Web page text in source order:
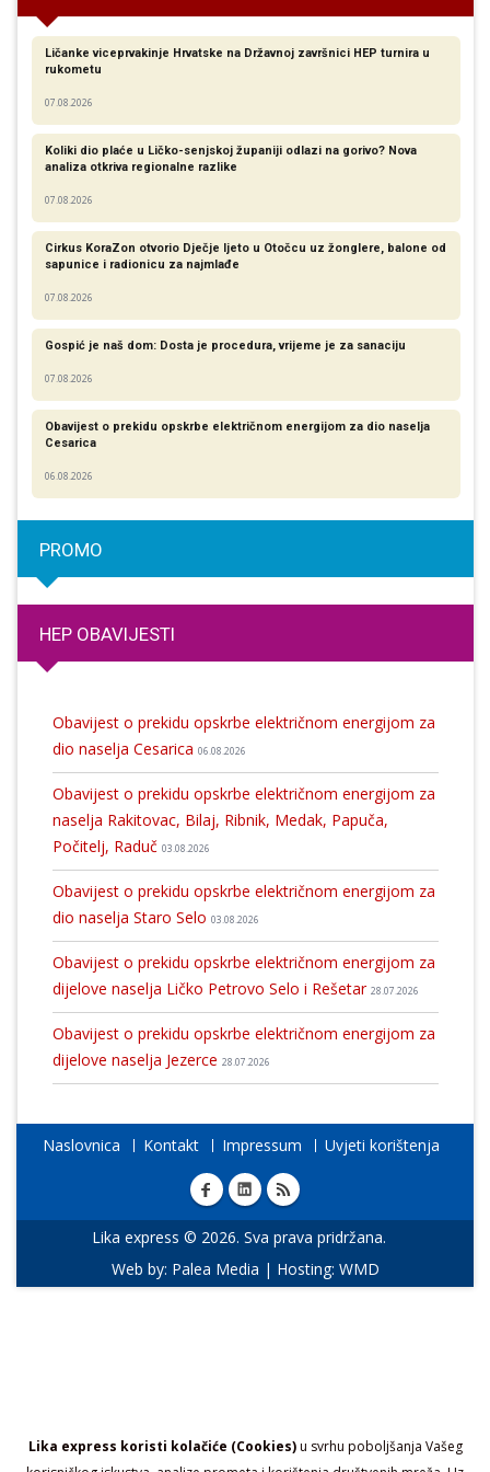
Lika express koristi kolačiće (Cookies)u svrhu poboljšanja Vašeg
Ličanke viceprvakinje Hrvatske na Državnoj završnici HEP turnira u
rukometu
07.08.2026
Koliki dio plaće u Ličko-senjskoj županiji odlazi na gorivo? Nova
analiza otkriva regionalne razlike​
07.08.2026
Cirkus KoraZon otvorio Dječje ljeto u Otočcu uz žonglere, balone od
sapunice i radionicu za najmlađe
07.08.2026
Gospić je naš dom: Dosta je procedura, vrijeme je za sanaciju
07.08.2026
Obavijest o prekidu opskrbe električnom energijom za dio naselja
Cesarica
06.08.2026
PROMO
HEP OBAVIJESTI
Obavijest o prekidu opskrbe električnom energijom za
dio naselja Cesarica 06.08.2026
Obavijest o prekidu opskrbe električnom energijom za
naselja Rakitovac, Bilaj, Ribnik, Medak, Papuča,
Počitelj, Raduč 03.08.2026
Obavijest o prekidu opskrbe električnom energijom za
dio naselja Staro Selo 03.08.2026
Obavijest o prekidu opskrbe električnom energijom za
dijelove naselja Ličko Petrovo Selo i Rešetar 28.07.2026
Obavijest o prekidu opskrbe električnom energijom za
dijelove naselja Jezerce 28.07.2026
Naslovnica Kontakt Impressum Uvjeti korištenja
Lika express © 2026. Sva prava pridržana.
Web by: Palea Media | Hosting: WMD